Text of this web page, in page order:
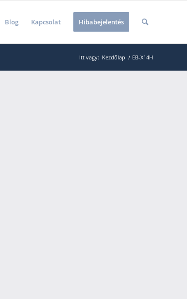
Blog Kapcsolat Hibabejelentés
Itt vagy: Kezdőlap / EB-X14H